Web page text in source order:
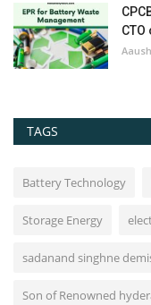
CTO
TAGS
Battery Technology
Storage Energy
sadanand singhne
Son of Renowned